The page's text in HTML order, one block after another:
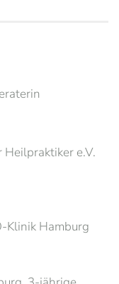
e.V.
Klinik Hamburg